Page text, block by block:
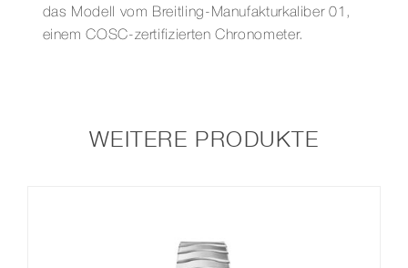
das Modell vom Breitling-Manufakturkaliber 01,
einem COSC-zertifizierten Chronometer.
WEITERE PRODUKTE